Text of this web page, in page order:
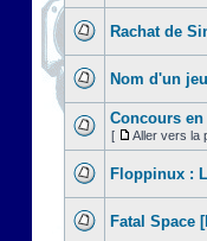
Rachat de
Nom d'un jeu
Concours
[ Aller vers la
Floppinux :
Fatal Space